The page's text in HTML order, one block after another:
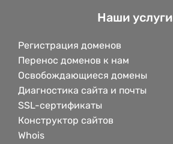
Наши услуги
Регистрация доменов
Перенос доменов к нам
Освобождающиеся домены
Диагностика сайта и почты
SSL-сертификаты
Конструктор сайтов
Whois